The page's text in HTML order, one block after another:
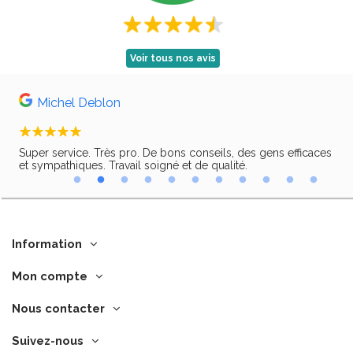
Voir tous nos avis
Michel Deblon
Super service. Très pro. De bons conseils, des gens efficaces
et sympathiques. Travail soigné et de qualité.
Information
Mon compte
Nous contacter
Suivez-nous